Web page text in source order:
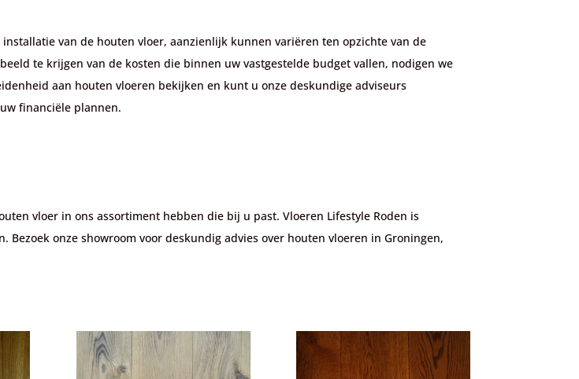
van de houten vloer, aanzienlijk kunnen variëren ten opzichte van de
te krijgen van de kosten die binnen uw vastgestelde budget vallen, nodigen we
aan houten vloeren bekijken en kunt u onze deskundige adviseurs
financiële plannen.
vloer in ons assortiment hebben die bij u past. Vloeren Lifestyle Roden is
Bezoek onze showroom voor deskundig advies over houten vloeren in Groningen,